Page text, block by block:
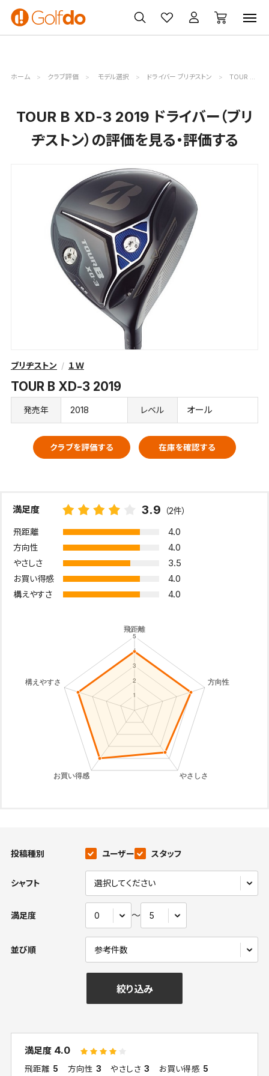
ゴルフ
クラブ
ゴルフ用品
買取
無料査定
クーポン
一覧
ホーム クラブ評価 モデル選択 ドライバー ブリヂストン TOUR B XD-3 2019評価詳細
TOUR B XD-3 2019 ドライバー（ブリ
ヂストン）の評価を見る・評価する
ブリヂストン １Ｗ
TOUR B XD-3 2019
発売年 2018 レベル オール
クラブを評価する 在庫を確認する
満足度 3.9 （2件）
飛距離 4.0
方向性 4.0
やさしさ 3.5
お買い得感 4.0
構えやすさ 4.0
投稿種別 ユーザー スタッフ
シャフト
満足度 〜
並び順
絞り込み
満足度 4.0
飛距離 5 方向性 3 やさしさ 3 お買い得感 5